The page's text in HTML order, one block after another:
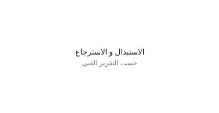
الاستبدال و الاسترجاع
حسب التقرير الفني